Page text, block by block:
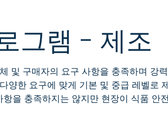
그램 - 제조
및 구매자의 요구 사항을 충족하며 강
양한 요구에 맞게 기본 및 중급 레벨로
을 충족하지는 않지만 현장이 식품 안